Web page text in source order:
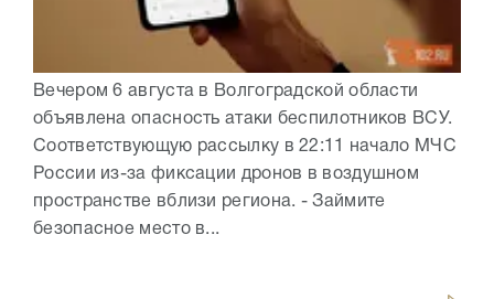
Вечером 6 августа в Волгоградской области
объявлена опасность атаки беспилотников ВСУ.
Соответствующую рассылку в 22:11 начало МЧС
России из-за фиксации дронов в воздушном
пространстве вблизи региона. - Займите
безопасное место в...